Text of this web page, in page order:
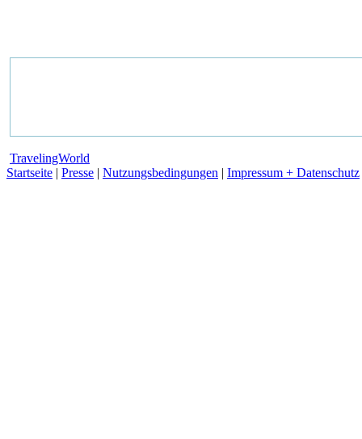
TravelingWorld
Startseite | Presse | Nutzungsbedingungen | Impressum + Datenschutz